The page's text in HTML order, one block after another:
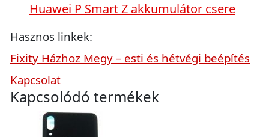
Huawei P Smart Z akkumulátor csere
Hasznos linkek:
Fixity Házhoz Megy – esti és hétvégi beépítés
Kapcsolat
Kapcsolódó termékek